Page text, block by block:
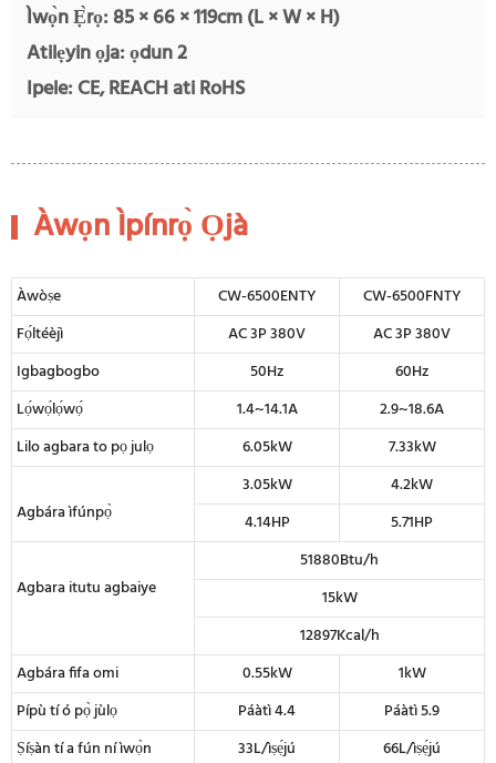
Ìwọ̀n Ẹ̀rọ: 85 × 66 × 119cm (L × W × H)
Atilẹyin ọja: ọdun 2
Ipele: CE, REACH ati RoHS
Àwọn Ìpínrọ̀ Ọjà
Àwòṣe CW-6500ENTY
CW-6500FNTY
Fọ́ltéèjì
AC 3P 380V
AC 3P 380V
Igbagbogbo
50Hz
60Hz
Lọ́wọ́lọ́wọ́
1.4~14.1A
2.9~18.6A
Lilo agbara to pọ julọ
6.05kW 7.33kW
Agbára ìfúnpọ̀
3.05kW
4.2kW
4.14HP
5.71HP
Agbara itutu agbaiye
51880Btu/h
15kW
12897Kcal/h
Agbára fifa omi
0.55kW
1kW
Pípù tí ó pọ̀ jùlọ
Páàtì 4.4
Páàtì 5.9
Ṣíṣàn tí a fún ní ìwọ̀n
33L/ìṣẹ́jú
66L/ìṣẹ́jú